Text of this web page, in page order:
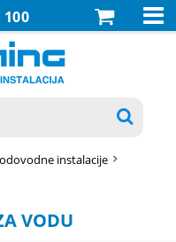
100 

instalacije
VODU